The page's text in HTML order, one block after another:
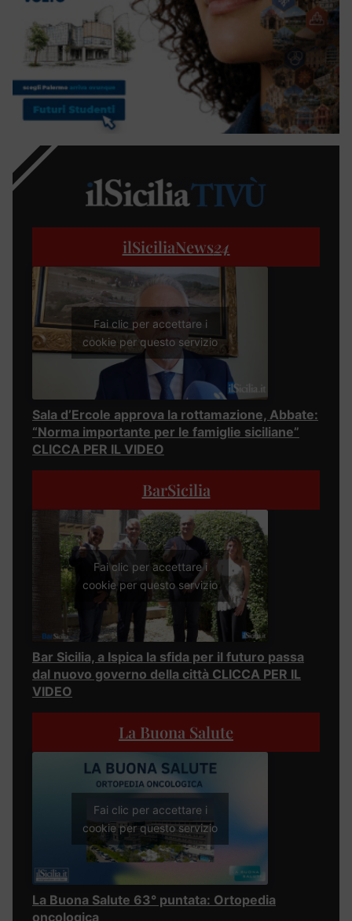
ilSiciliaNews24
Fai clic per accettare i
cookie per questo servizio
Sala d’Ercole approva la rottamazione, Abbate:
“Norma importante per le famiglie siciliane”
CLICCA PER IL VIDEO
BarSicilia
Fai clic per accettare i
cookie per questo servizio
Bar Sicilia, a Ispica la sfida per il futuro passa
dal nuovo governo della città CLICCA PER IL
VIDEO
La Buona Salute
Fai clic per accettare i
cookie per questo servizio
La Buona Salute 63° puntata: Ortopedia
oncologica